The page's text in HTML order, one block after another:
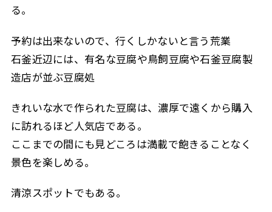
る。
予約は出来ないので、行くしかないと言う荒業
石釜近辺には、有名な豆腐や鳥飼豆腐や石釜豆腐製
造店が並ぶ豆腐処
きれいな水で作られた豆腐は、濃厚で遠くから購入
に訪れるほど人気店である。
ここまでの間にも見どころは満載で飽きることなく
景色を楽しめる。
清涼スポットでもある。